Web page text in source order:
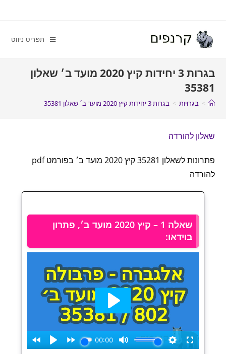
תפריט ניווט
בגרות 3 יחידות קיץ 2020 מועד ב׳ שאלון
35381
> בגרויות > בגרות 3 יחידות קיץ 2020 מועד ב׳ שאלון 35381
שאלון להורדה
פתרונות לשאלון 35281 קיץ 2020 מועד ב׳ בפורמט pdf
להורדה
שאלה 1 – קיץ 2020 מועד ב׳, פתרון
בוידאו: